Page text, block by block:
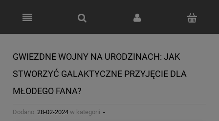
GWIEZDNE WOJNY NA URODZINACH: JAK
STWORZYĆ GALAKTYCZNE PRZYJĘCIE DLA
MŁODEGO FANA?
Dodano: 28-02-2024 w kategorii: -